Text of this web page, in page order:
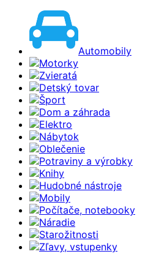
Automobily
Motorky
Zvieratá
Detský tovar
Šport
Dom a záhrada
Elektro
Nábytok
Oblečenie
Potraviny a výrobky
Knihy
Hudobné nástroje
Mobily
Počítače, notebooky
Náradie
Starožitnosti
Zľavy, vstupenky